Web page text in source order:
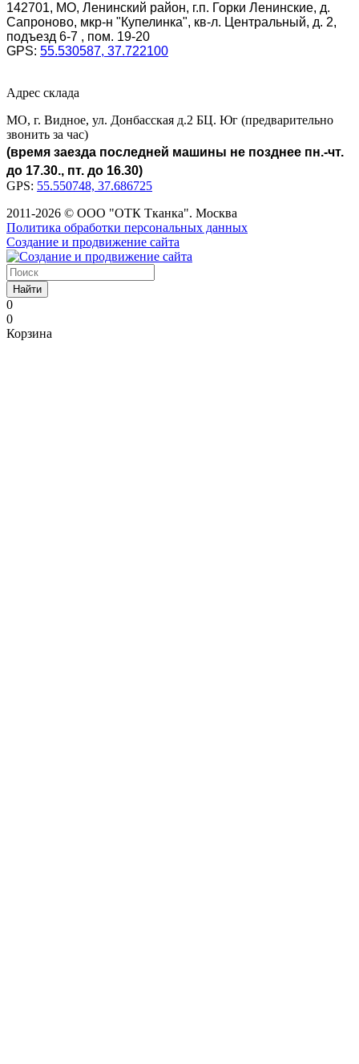
142701, МО, Ленинский район, г.п. Горки Ленинские, д.
Сапроново, мкр-н "Купелинка", кв-л. Центральный, д. 2,
подъезд 6-7 , пом. 19-20
GPS: 55.530587, 37.722100
Адрес склада
МО, г. Видное, ул. Донбасская д.2 БЦ. Юг (предварительно
звонить за час)
(время заезда последней машины не позднее пн.-чт.
до 17.30., пт. до 16.30)
GPS: 55.550748, 37.686725
2011-2026 © ООО "ОТК Тканка". Москва
Политика обработки персональных данных
Создание и продвижение сайта
Найти
0
0
Корзина